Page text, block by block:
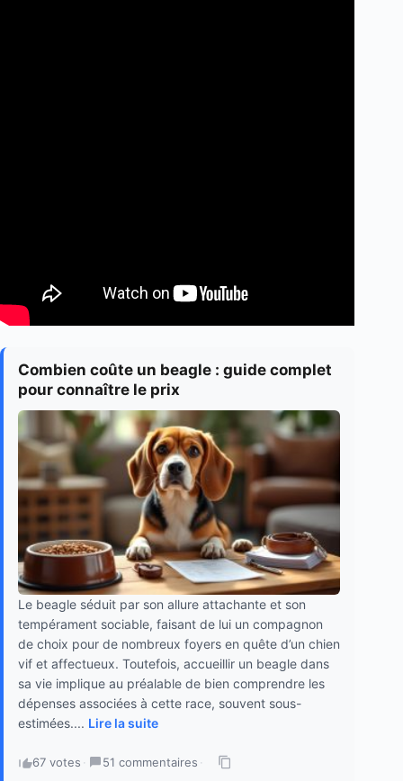
Combien coûte un beagle : guide complet
pour connaître le prix
Le beagle séduit par son allure attachante et son
tempérament sociable, faisant de lui un compagnon
de choix pour de nombreux foyers en quête d’un chien
vif et affectueux. Toutefois, accueillir un beagle dans
sa vie implique au préalable de bien comprendre les
dépenses associées à cette race, souvent sous-
estimées.... Lire la suite
67 votes · 51 commentaires ·